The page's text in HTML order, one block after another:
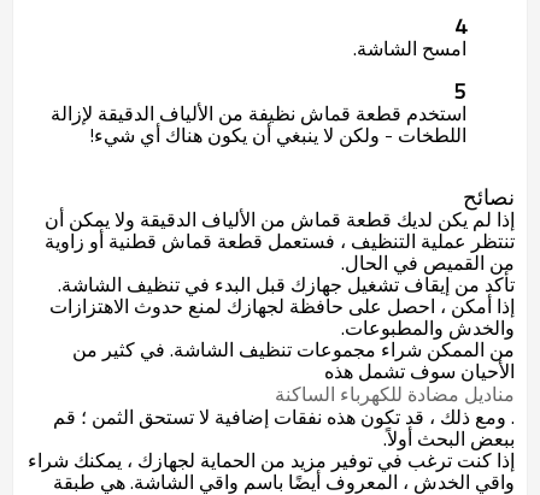
4
امسح الشاشة.
5
استخدم قطعة قماش نظيفة من الألياف الدقيقة لإزالة
اللطخات - ولكن لا ينبغي أن يكون هناك أي شيء!
نصائح
إذا لم يكن لديك قطعة قماش من الألياف الدقيقة ولا يمكن أن
تنتظر عملية التنظيف ، فستعمل قطعة قماش قطنية أو زاوية
من القميص في الحال.
تأكد من إيقاف تشغيل جهازك قبل البدء في تنظيف الشاشة.
إذا أمكن ، احصل على حافظة لجهازك لمنع حدوث الاهتزازات
والخدش والمطبوعات.
من الممكن شراء مجموعات تنظيف الشاشة. في كثير من
الأحيان سوف تشمل هذه
مناديل مضادة للكهرباء الساكنة
. ومع ذلك ، قد تكون هذه نفقات إضافية لا تستحق الثمن ؛ قم
ببعض البحث أولاً.
إذا كنت ترغب في توفير مزيد من الحماية لجهازك ، يمكنك شراء
واقي الخدش ، المعروف أيضًا باسم واقي الشاشة. هي طبقة